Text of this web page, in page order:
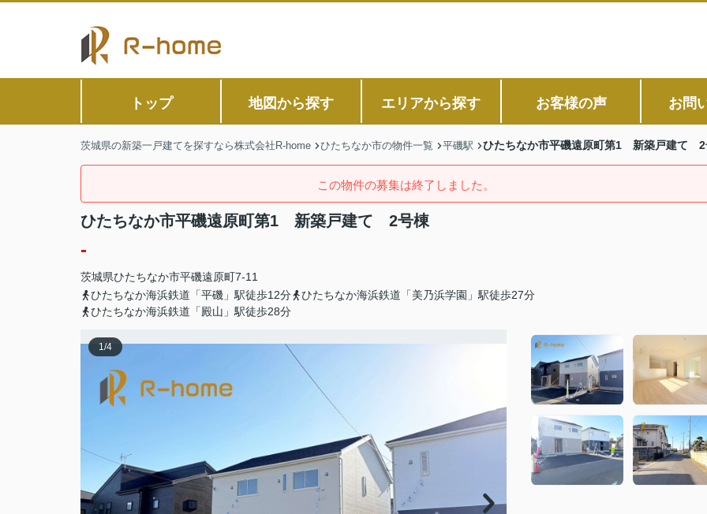
トップ 地図から探す エリアから探す お客様の声 お問
茨城県の新築一戸建てを探すなら株式会社R-home ひたちなか市の物件一覧 平磯駅 ひたちなか市平磯遠原町第1 新築戸建て 2
この物件の募集は終了しました。
ひたちなか市平磯遠原町第1 新築戸建て 2号棟
-
茨城県ひたちなか市平磯遠原町7-11
ひたちなか海浜鉄道「平磯」駅徒歩12分
ひたちなか海浜鉄道「美乃浜学園」駅徒歩27分
ひたちなか海浜鉄道「殿山」駅徒歩28分
1/4